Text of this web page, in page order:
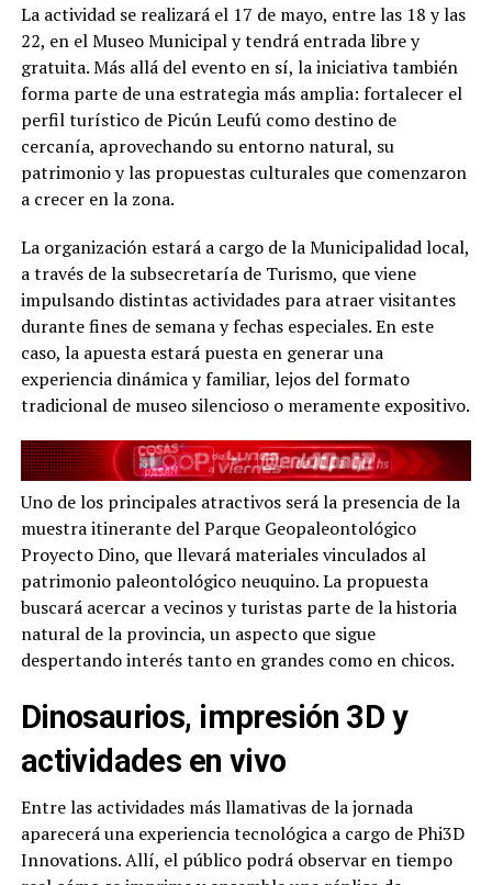
La actividad se realizará el 17 de mayo, entre las 18 y las
22, en el Museo Municipal y tendrá entrada libre y
gratuita. Más allá del evento en sí, la iniciativa también
forma parte de una estrategia más amplia: fortalecer el
perfil turístico de Picún Leufú como destino de
cercanía, aprovechando su entorno natural, su
patrimonio y las propuestas culturales que comenzaron
a crecer en la zona.
La organización estará a cargo de la Municipalidad local,
a través de la subsecretaría de Turismo, que viene
impulsando distintas actividades para atraer visitantes
durante fines de semana y fechas especiales. En este
caso, la apuesta estará puesta en generar una
experiencia dinámica y familiar, lejos del formato
tradicional de museo silencioso o meramente expositivo.
Uno de los principales atractivos será la presencia de la
muestra itinerante del Parque Geopaleontológico
Proyecto Dino, que llevará materiales vinculados al
patrimonio paleontológico neuquino. La propuesta
buscará acercar a vecinos y turistas parte de la historia
natural de la provincia, un aspecto que sigue
despertando interés tanto en grandes como en chicos.
Dinosaurios, impresión 3D y
actividades en vivo
Entre las actividades más llamativas de la jornada
aparecerá una experiencia tecnológica a cargo de Phi3D
Innovations. Allí, el público podrá observar en tiempo